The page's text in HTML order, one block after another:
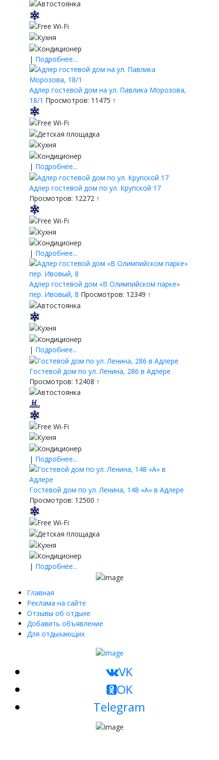
| Подробнее...
Адлер гостевой дом на ул. Павлика Морозова,
18/1 Просмотров: 11475 ↑
| Подробнее...
Адлер гостевой дом по ул. Крупской 17
Просмотров: 12272 ↑
| Подробнее...
Адлер гостевой дом «В Олимпийском парке»
пер. Ивовый, 8 Просмотров: 12349 ↑
| Подробнее...
Гостевой дом по ул. Ленина, 286 в Адлере
Просмотров: 12408 ↑
| Подробнее...
Гостевой дом по ул. Ленина, 148 «А» в Адлере
Просмотров: 12500 ↑
| Подробнее...
Главная
Реклама на сайте
Отзывы об отдыхе
Добавить объявление
Для отдыхающих
VK
OK
Telegram